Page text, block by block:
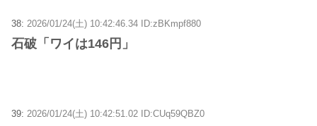
38: 2026/01/24(土) 10:42:46.34 ID:zBKmpf880
石破「ワイは146円」
39: 2026/01/24(土) 10:42:51.02 ID:CUq59QBZ0